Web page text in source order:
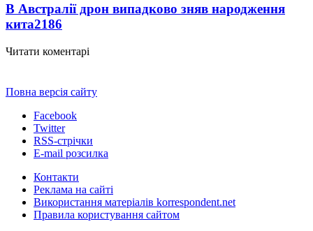
В Австралії дрон випадково зняв народження
кита2186
Читати коментарі
Повна версія сайту
Facebook
Twitter
RSS-стрічки
E-mail розсилка
Контакти
Реклама на сайті
Використання матеріалів korrespondent.net
Правила користування сайтом